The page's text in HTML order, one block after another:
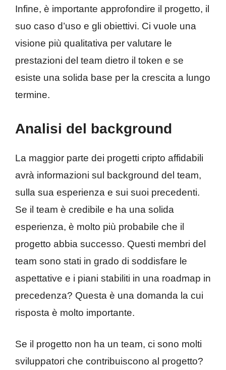
Infine, è importante approfondire il progetto, il
suo caso d’uso e gli obiettivi. Ci vuole una
visione più qualitativa per valutare le
prestazioni del team dietro il token e se
esiste una solida base per la crescita a lungo
termine.
Analisi del background
La maggior parte dei progetti cripto affidabili
avrà informazioni sul background del team,
sulla sua esperienza e sui suoi precedenti.
Se il team è credibile e ha una solida
esperienza, è molto più probabile che il
progetto abbia successo. Questi membri del
team sono stati in grado di soddisfare le
aspettative e i piani stabiliti in una roadmap in
precedenza? Questa è una domanda la cui
risposta è molto importante.
Se il progetto non ha un team, ci sono molti
sviluppatori che contribuiscono al progetto?